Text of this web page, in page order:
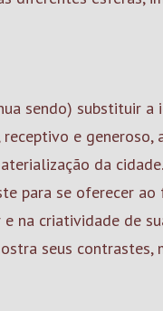
sendo) substituir
e
da
para se oferecer
na criatividade de
seus contrastes,